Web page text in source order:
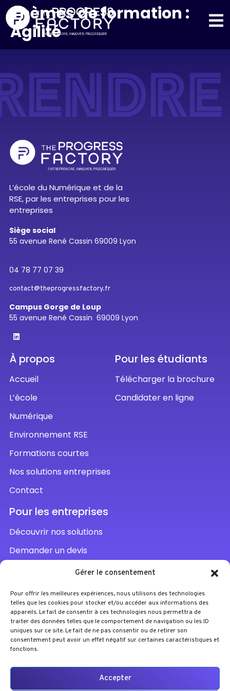
Gérer le consentement
Pour offrir les meilleures expériences, nous utilisons des technologies
telles que les cookies pour stocker et/ou accéder aux informations des
appareils. Le fait de consentir à ces technologies nous permettra de
traiter des données telles que le comportement de navigation ou les ID
uniques sur ce site. Le fait de ne pas consentir ou de retirer son
consentement peut avoir un effet négatif sur certaines caractéristiques et
fonctions.
Accepter
Thèmes de formation :
Agilité
L’école du Numérique et de la
RSE, par les entreprises pour les
entreprises
Siège social
55 avenue René Cassin 69009 Lyon
04 78 77 07 39
contact@theprogressfactory.fr
Campus Gorge de Loup
55 avenue René Cassin 69009 Lyon
À propos
Accueil
L’école
Numérique
Environnement RSE
Formations courtes
Nos solutions entreprises
Contact
Pour les étudiants
Télécharger la brochure
Candidater en ligne
Pour les entreprises
Découvrir nos solutions
Demander un devis
Parler à un conseiller